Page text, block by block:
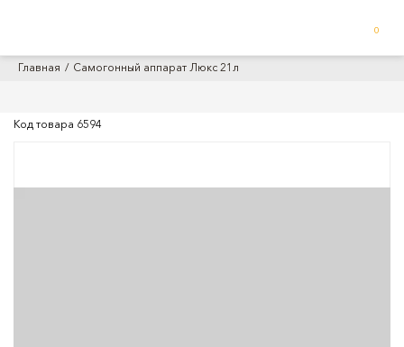
0
Главная Самогонный аппарат Люкс 21л
Код товара 6594